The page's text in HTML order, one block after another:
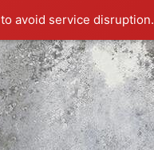
to avoid service disruption.